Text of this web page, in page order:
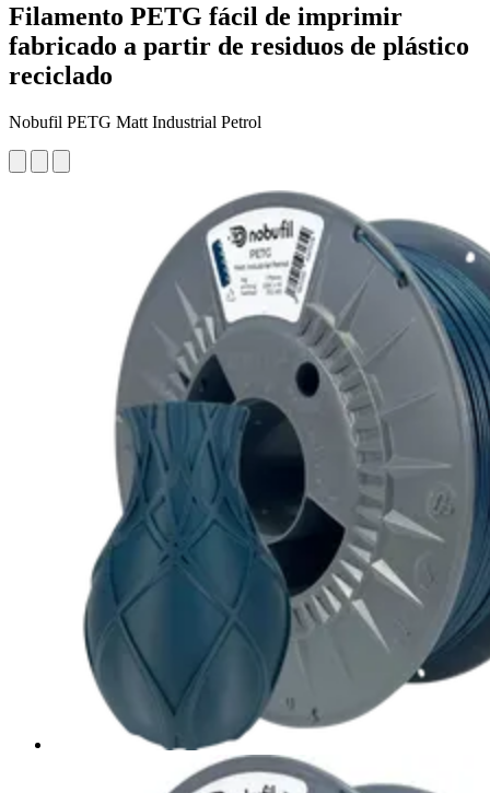
Filamento PETG fácil de imprimir
fabricado a partir de residuos de plástico
reciclado
Nobufil PETG Matt Industrial Petrol